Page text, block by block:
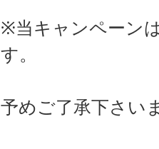
※当キャンペーン
す。
予めご了承下さい